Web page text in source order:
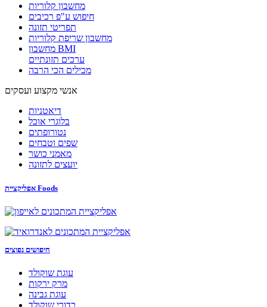
מחשבון קלוריות
חיפוש ע"פ רכיבים
תפריטי תזונה
מחשבון שריפת קלוריות
מחשבון BMI
ערכים תזונתיים
מכילים הכי הרבה
אנשי מקצוע ועסקים
דיאטניות
בלוגרי אוכל
נטורופתים
שפים וטבחים
מאמני כושר
יועצים לתזונה
אפליקציית Foods
חיפושים נפוצים
עוגת שוקולד
מרק ירקות
עוגת גבינה